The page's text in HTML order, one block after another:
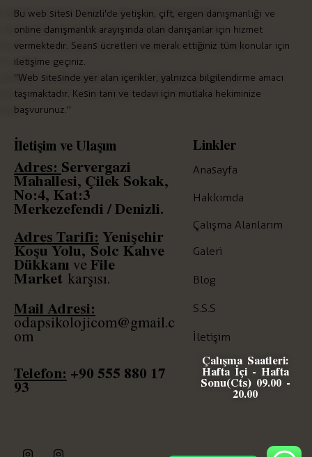
Bu web sitesi Denizli'de yetişkin, çift, ergen danışmanlığı ve
online danışmanlık arayışında olan danışanlar için hizmet
vermektedir. Seans ücretleri ve merak ettiğiniz tüm konular için
iletişime geçiniz.
"Web sitesinde yer alan içerikler, yalnızca bilgilendirme amacı
taşımaktadır. Kesin tanı ve tedavi için mutlaka hekiminize
başvurunuz."
İletişim ve Ulaşım
Adres: Servergazi
Mahallesi, Çilek Sokak,
No:4, Kat:3
Merkezefendi / Denizli.
Adres Tarifi: Yenişehir
Koşu Yolu, Solc Kahve
Dükkanı veFile
Market karşısı.
Mail Adresi:
odapsikolojicom@gmail.c
om
Telefon: +90555 880 17
93
Linkler
Anasayfa
Hakkımda
Çalışma Alanlarım
Galeri
Blog
S.S.S
İletişim
Çalışma Saatleri:
Hafta İçi - Hafta
Sonu(Cts) 09.00 -
20.00